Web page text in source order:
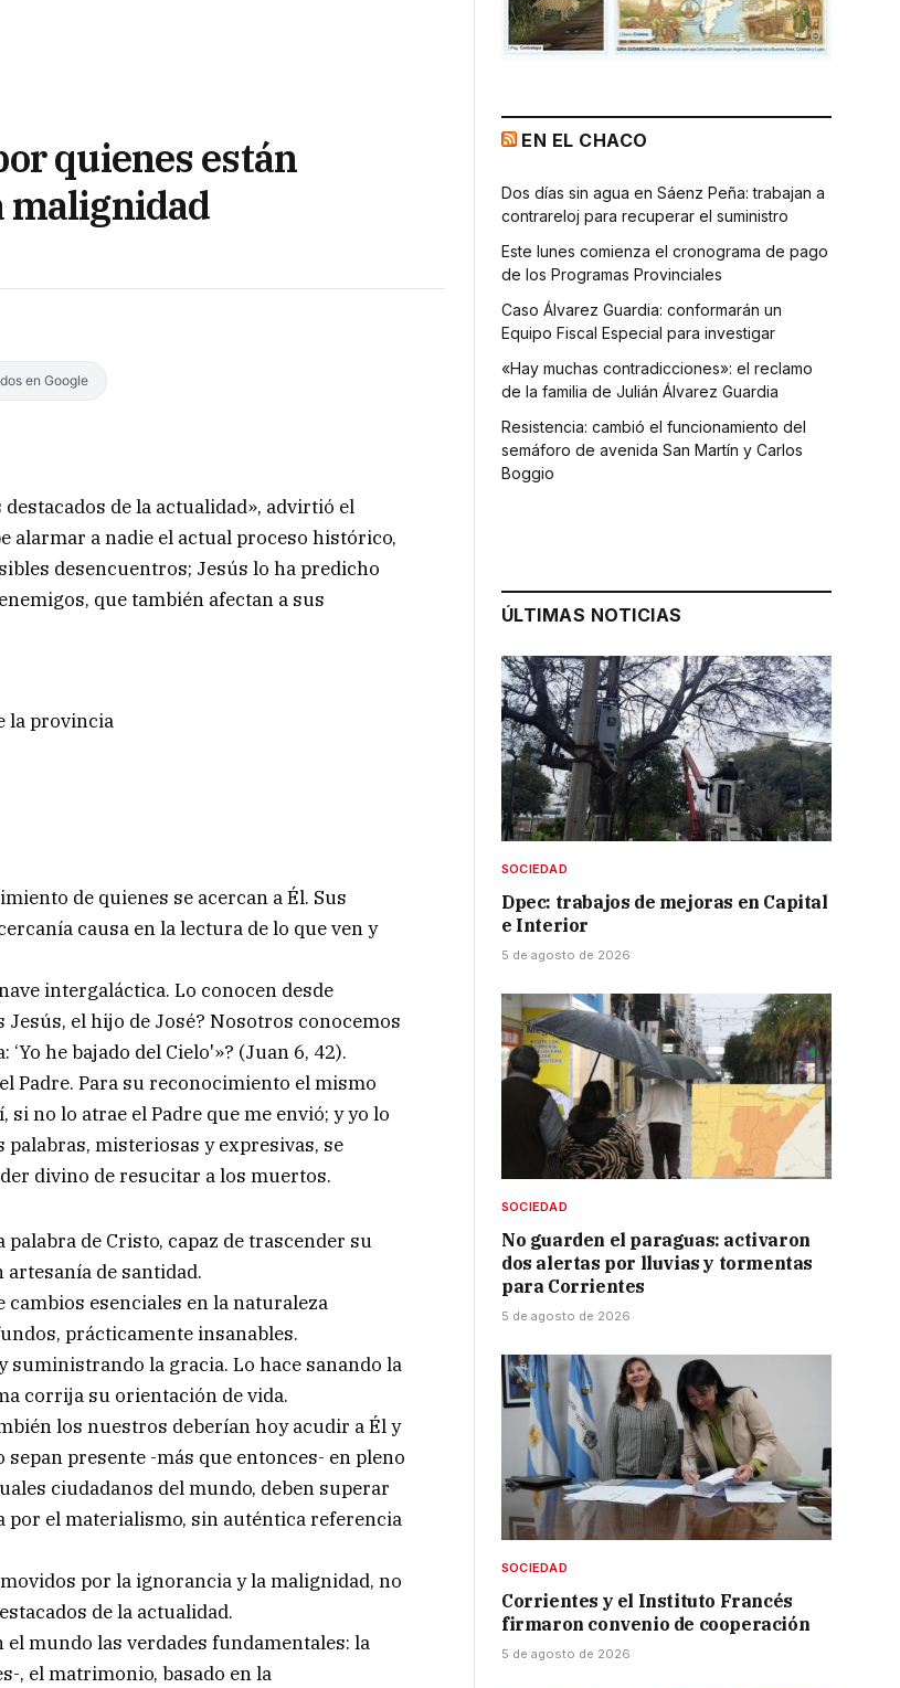
quienes están
malignidad
en Google
de la actualidad», advirtió el
alarmar a nadie el actual proceso histórico,
desencuentros; Jesús lo ha predicho
que también afectan a sus
la provincia
de quienes se acercan a Él. Sus
causa en la lectura de lo que ven y
intergaláctica. Lo conocen desde
el hijo de José? Nosotros conocemos
he bajado del Cielo'»? (Juan 6, 42).
Padre. Para su reconocimiento el mismo
si no lo atrae el Padre que me envió; y yo lo
misteriosas y expresivas, se
divino de resucitar a los muertos.
de Cristo, capaz de trascender su
de santidad.
esenciales en la naturaleza
prácticamente insanables.
suministrando la gracia. Lo hace sanando la
corrija su orientación de vida.
los nuestros deberían hoy acudir a Él y
presente -más que entonces- en pleno
ciudadanos del mundo, deben superar
por el materialismo, sin auténtica referencia
por la ignorancia y la malignidad, no
de la actualidad.
mundo las verdades fundamentales: la
, el matrimonio, basado en la
EN EL CHACO
Dos días sin agua en Sáenz Peña: trabajan a
contrareloj para recuperar el suministro
Este lunes comienza el cronograma de pago
de los Programas Provinciales
Caso Álvarez Guardia: conformarán un
Equipo Fiscal Especial para investigar
«Hay muchas contradicciones»: el reclamo
de la familia de Julián Álvarez Guardia
Resistencia: cambió el funcionamiento del
semáforo de avenida San Martín y Carlos
Boggio
ÚLTIMAS NOTICIAS
SOCIEDAD
Dpec: trabajos de mejoras en Capital
e Interior
5 de agosto de 2026
SOCIEDAD
No guarden el paraguas: activaron
dos alertas por lluvias y tormentas
para Corrientes
5 de agosto de 2026
SOCIEDAD
Corrientes y el Instituto Francés
firmaron convenio de cooperación
5 de agosto de 2026